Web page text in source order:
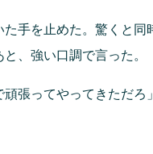
手を止めた。驚くと
、強い口調で言った。
張ってやってきただろ」